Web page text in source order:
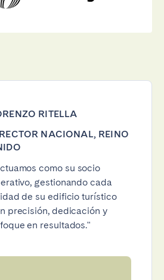
RITELLA
NACIONAL, REINO
como su socio
gestionando cada
de su edificio turístico
precisión, dedicación y
en resultados."